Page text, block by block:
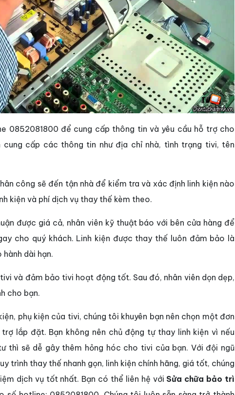
0852081800 để cung cấp thông tin và yêu cầu hỗ trợ cho
cung cấp các thông tin như địa chỉ nhà, tình trạng tivi, tên
công sẽ đến tận nhà để kiểm tra và xác định linh kiện nào
kiện và phí dịch vụ thay thế kèm theo.
được giá cả, nhân viên kỹ thuật báo với bên cửa hàng để
cho quý khách. Linh kiện được thay thế luôn đảm bảo là
dài hạn.
và đảm bảo tivi hoạt động tốt. Sau đó, nhân viên dọn dẹp,
cho bạn.
phụ kiện của tivi, chúng tôi khuyên bạn nên chọn một đơn
lắp đặt. Bạn không nên chủ động tự thay linh kiện vì nếu
thì sẽ dễ gây thêm hỏng hóc cho tivi của bạn. Với đội ngũ
trình thay thế nhanh gọn, linh kiện chính hãng, giá tốt, chúng
dịch vụ tốt nhất. Bạn có thể liên hệ với Sửa chữa bảo trì